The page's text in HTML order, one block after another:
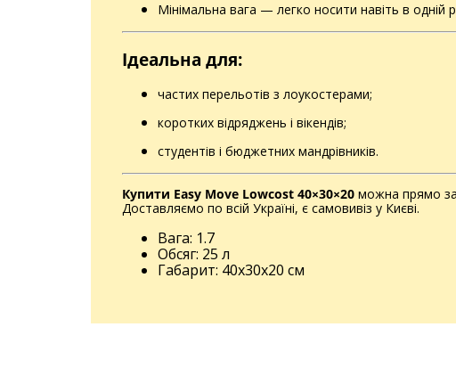
Мінімальна вага — легко носити навіть в одній
Ідеальна для:
частих перельотів з лоукостерами;
коротких відряджень і вікендів;
студентів і бюджетних мандрівників.
Купити Easy Move Lowcost 40×30×20 можна прямо
Доставляємо по всій Україні, є самовивіз у Києві.
Вага: 1.7
Обсяг: 25 л
Габарит: 40x30x20 см